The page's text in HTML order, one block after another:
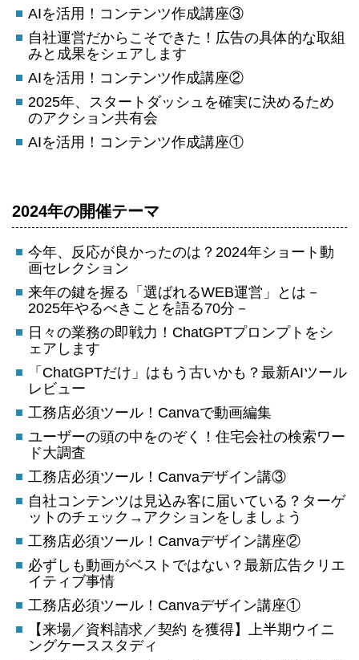
AIを活用！コンテンツ作成講座③
自社運営だからこそできた！広告の具体的な取組
みと成果をシェアします
AIを活用！コンテンツ作成講座②
2025年、スタートダッシュを確実に決めるため
のアクション共有会
AIを活用！コンテンツ作成講座①
2024年の開催テーマ
今年、反応が良かったのは？2024年ショート動
画セレクション
来年の鍵を握る「選ばれるWEB運営」とは－
2025年やるべきことを語る70分－
日々の業務の即戦力！ChatGPTプロンプトをシ
ェアします
「ChatGPTだけ」はもう古いかも？最新AIツール
レビュー
工務店必須ツール！Canvaで動画編集
ユーザーの頭の中をのぞく！住宅会社の検索ワー
ド大調査
工務店必須ツール！Canvaデザイン講③
自社コンテンツは見込み客に届いている？ターゲ
ットのチェック→アクションをしましょう
工務店必須ツール！Canvaデザイン講座②
必ずしも動画がベストではない？最新広告クリエ
イティブ事情
工務店必須ツール！Canvaデザイン講座①
【来場／資料請求／契約 を獲得】上半期ウイニ
ングケーススタディ